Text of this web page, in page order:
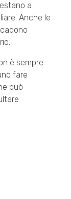
a
Anche le
è sempre
fare
può